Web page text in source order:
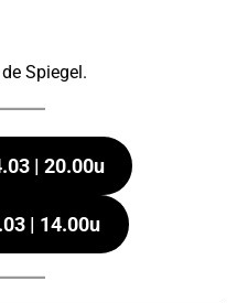
Spiegel.
| 20.00u
| 14.00u